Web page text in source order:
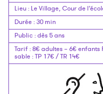
Lieu: Le Village, Cour de
Durée:30 min
Public:dès 5 ans
Tarif:8€ adultes – 6€ enfants
sable : TP 17€ / TR 14€